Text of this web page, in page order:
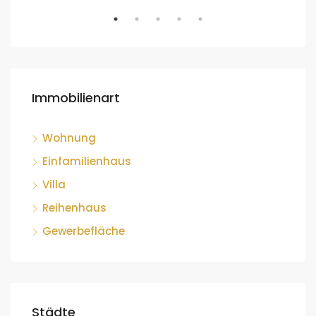
Immobilienart
Wohnung
Einfamilienhaus
Villa
Reihenhaus
Gewerbefläche
Städte